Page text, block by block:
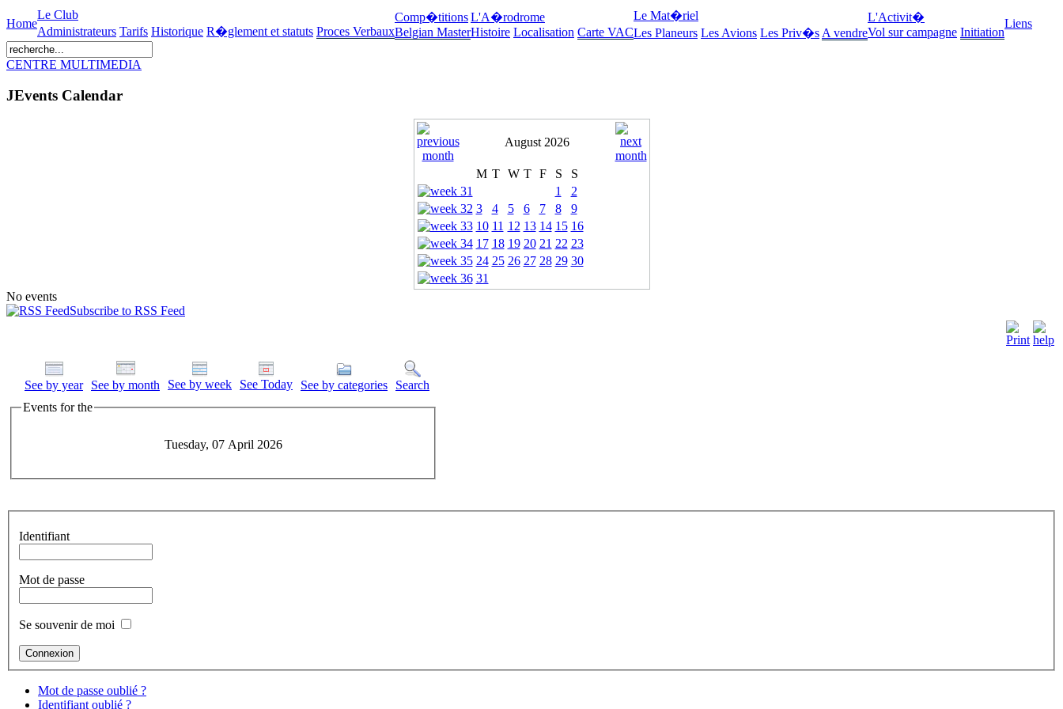
Home
Le Club
Administrateurs Tarifs Historique R�glement et statuts Proces Verbaux
Comp�titions
Belgian Master
L'A�rodrome
Histoire Localisation Carte VAC
Le Mat�riel
Les Planeurs Les Avions Les Priv�s A vendre
L'Activit�
Vol sur campagne Initiation
Liens
CENTRE MULTIMEDIA
JEvents Calendar
August 2026
M T W T F S
S
1
2
3
4 5 6 7 8
9
10 11 12 13 14 15 16
17 18 19 20 21 22 23
24 25 26 27 28 29 30
31
No events
Subscribe to RSS Feed
See by year See by month See by week See Today See by categories
Search
Events for the
Tuesday, 07 April 2026
Identifiant
Mot de passe
Se souvenir de moi
Mot de passe oublié ?
Identifiant oublié ?